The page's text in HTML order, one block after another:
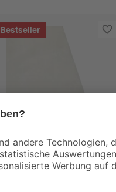
Bestseller
B1
Abdeckplane